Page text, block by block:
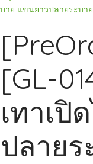
าย แขนยาวปลายระบาย
[GL-
เทาเปิ
ปลายร